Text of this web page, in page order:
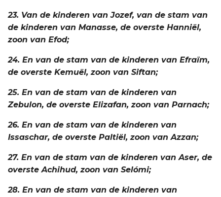
23. Van de kinderen van Jozef, van de stam van
de kinderen van Manasse, de overste Hanniël,
zoon van Efod;
24. En van de stam van de kinderen van Efraïm,
de overste Kemuël, zoon van Siftan;
25. En van de stam van de kinderen van
Zebulon, de overste Elizafan, zoon van Parnach;
26. En van de stam van de kinderen van
Issaschar, de overste Paltiël, zoon van Azzan;
27. En van de stam van de kinderen van Aser, de
overste Achihud, zoon van Selómi;
28. En van de stam van de kinderen van